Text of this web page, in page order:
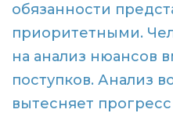
обязанности
приоритетными.
на анализ нюансов
поступков. Анализ
вытесняет